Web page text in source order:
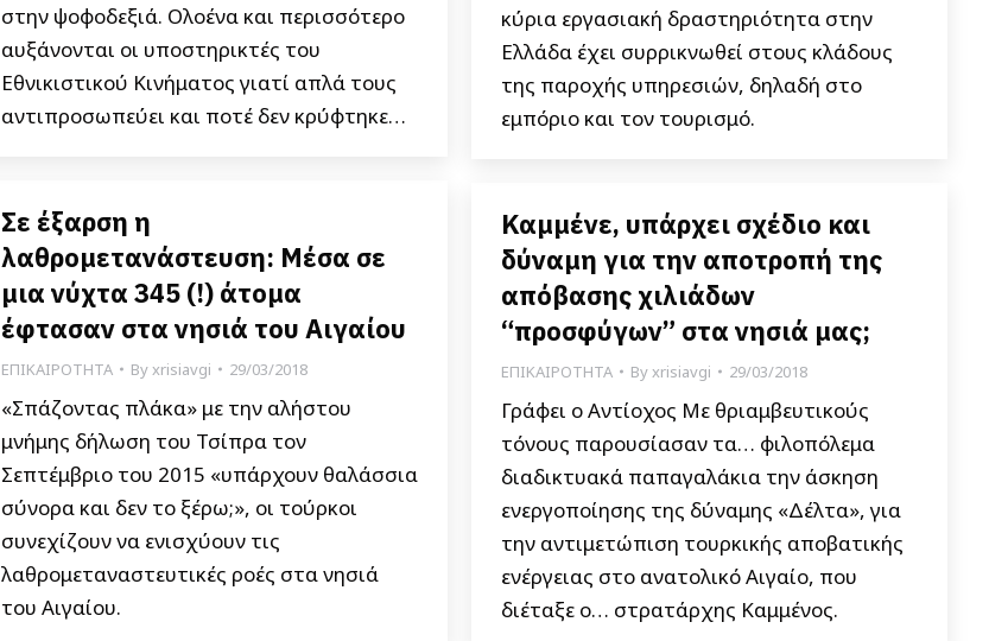
στην ψοφοδεξιά. Ολοένα και περισσότερο
αυξάνονται οι υποστηρικτές του
Εθνικιστικού Κινήματος γιατί απλά τους
αντιπροσωπεύει και ποτέ δεν κρύφτηκε…
κύρια εργασιακή δραστηριότητα στην
Ελλάδα έχει συρρικνωθεί στους κλάδους
της παροχής υπηρεσιών, δηλαδή στο
εμπόριο και τον τουρισμό.
Σε έξαρση η
λαθρομετανάστευση: Μέσα σε
μια νύχτα 345 (!) άτομα
έφτασαν στα νησιά του Αιγαίου
ΕΠΙΚΑΙΡΟΤΗΤΑ Byxrisiavgi 29/03/2018
«Σπάζοντας πλάκα» με την αλήστου
μνήμης δήλωση του Τσίπρα τον
Σεπτέμβριο του 2015 «υπάρχουν θαλάσσια
σύνορα και δεν το ξέρω;», οι τούρκοι
συνεχίζουν να ενισχύουν τις
λαθρομεταναστευτικές ροές στα νησιά
του Αιγαίου.
Καμμένε, υπάρχει σχέδιο και
δύναμη για την αποτροπή της
απόβασης χιλιάδων
“προσφύγων” στα νησιά μας;
ΕΠΙΚΑΙΡΟΤΗΤΑ Byxrisiavgi 29/03/2018
Γράφει ο Αντίοχος Με θριαμβευτικούς
τόνους παρουσίασαν τα… φιλοπόλεμα
διαδικτυακά παπαγαλάκια την άσκηση
ενεργοποίησης της δύναμης «Δέλτα», για
την αντιμετώπιση τουρκικής αποβατικής
ενέργειας στο ανατολικό Αιγαίο, που
διέταξε ο… στρατάρχης Καμμένος.